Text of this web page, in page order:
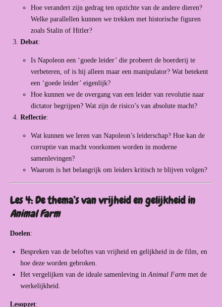
Hoe verandert zijn gedrag ten opzichte van de andere dieren?
Welke parallellen kunnen we trekken met historische figuren
zoals Stalin of Hitler?
Debat:
Is Napoleon een ‘goede leider’ die probeert de boerderij te
verbeteren, of is hij alleen maar een manipulator? Wat betekent
een ‘goede leider’ eigenlijk?
Hoe kunnen we de overgang van een leider van revolutie naar
dictator begrijpen? Wat zijn de risico’s van absolute macht?
Reflectie:
Wat kunnen we leren van Napoleon’s leiderschap? Hoe kan de
corruptie van macht voorkomen worden in moderne
samenlevingen?
Waarom is het belangrijk om leiders kritisch te blijven volgen?
Les 4: De thema’s van vrijheid en gelijkheid in
Animal Farm
Doelen:
Bespreken van de beloftes van vrijheid en gelijkheid in de film, en
hoe deze worden gebroken.
Het vergelijken van de ideale samenleving inAnimal Farm met de
werkelijkheid.
Lesopzet: